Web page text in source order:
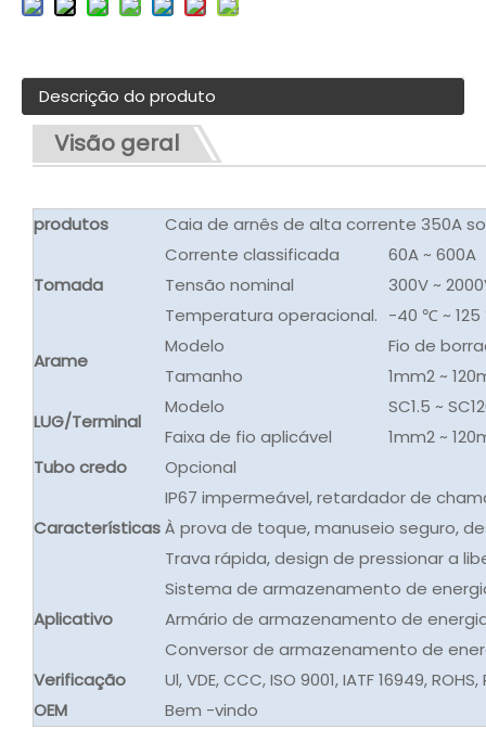
Descrição do produto
Visão geral
produtos Caia de arnês de alta corrente 350A
Tomada
Corrente classificada
60A ~ 600A
Tensão nominal
300V ~
Temperatura operacional. -40 ℃ ~
Arame
Modelo
Fio de
Tamanho
1mm2 ~
LUG/Terminal
Modelo
SC1.5 ~
Faixa de fio aplicável
1mm2 ~
Tubo credo
Opcional
Características
IP67 impermeável, retardador de
À prova de toque, manuseio seguro,
Trava rápida, design de pressionar a
Aplicativo
Sistema de armazenamento de
Armário de armazenamento de
Conversor de armazenamento de
Verificação
Ul, VDE, CCC, ISO 9001, IATF 16949,
OEM
Bem -vindo